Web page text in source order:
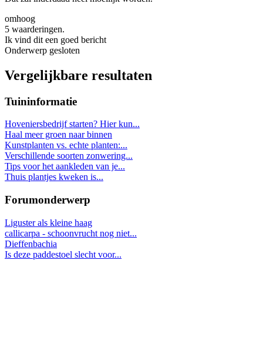
omhoog
5 waarderingen.
Ik vind dit een goed bericht
Onderwerp gesloten
Vergelijkbare resultaten
Tuininformatie
Hoveniersbedrijf starten? Hier kun...
Haal meer groen naar binnen
Kunstplanten vs. echte planten:...
Verschillende soorten zonwering...
Tips voor het aankleden van je...
Thuis plantjes kweken is...
Forumonderwerp
Liguster als kleine haag
callicarpa - schoonvrucht nog niet...
Dieffenbachia
Is deze paddestoel slecht voor...